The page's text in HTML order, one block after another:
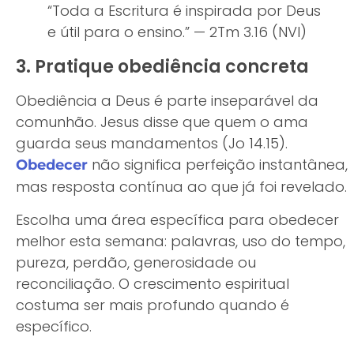
“Toda a Escritura é inspirada por Deus
e útil para o ensino.” — 2Tm 3.16 (NVI)
3. Pratique obediência concreta
Obediência a Deus é parte inseparável da
comunhão. Jesus disse que quem o ama
guarda seus mandamentos (Jo 14.15).
Obedecer não significa perfeição instantânea,
mas resposta contínua ao que já foi revelado.
Escolha uma área específica para obedecer
melhor esta semana: palavras, uso do tempo,
pureza, perdão, generosidade ou
reconciliação. O crescimento espiritual
costuma ser mais profundo quando é
específico.